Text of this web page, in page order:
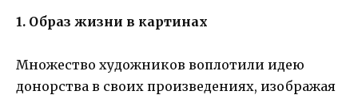
1. Образ жизни в картинах
Множество художников воплотили идею
донорства в своих произведениях, изображая